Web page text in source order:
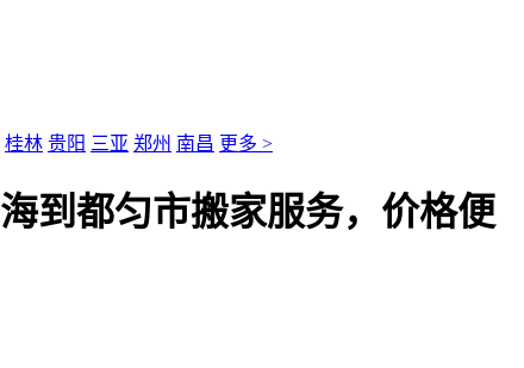
桂林 贵阳 三亚 郑州 南昌 更多 >
到都匀市搬家服务，价格便